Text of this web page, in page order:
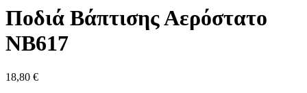
Ποδιά Βάπτισης Αερόστατο
ΝΒ617
18,80 €